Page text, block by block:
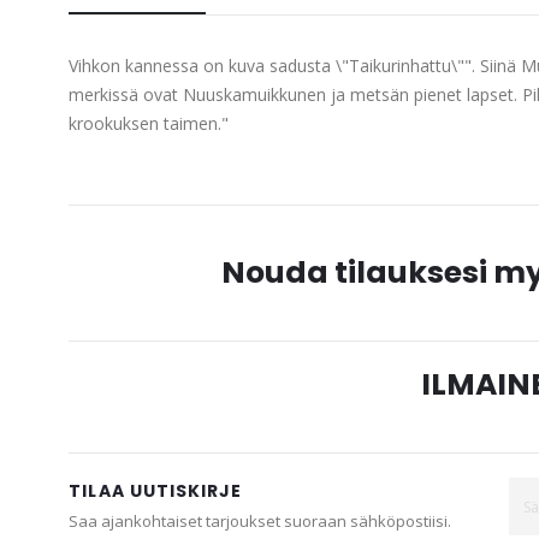
of
images
Vihkon kannessa on kuva sadusta \"Taikurinhattu\"". Siinä
merkissä ovat Nuuskamuikkunen ja metsän pienet lapset.
krookuksen taimen."
Nouda tilauksesi
TILAA UUTISKIRJE
Saa ajankohtaiset tarjoukset suoraan sähköpostiisi.